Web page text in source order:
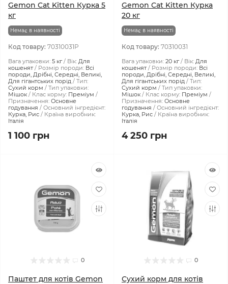
Gemon Cat Kitten Курка 5
кг
Немає в наявності
Код товару: 70310031P
Вага упаковки: 5 кг Вік: Для
кошенят
Розмір породи: Всі
породи, Дрібні, Середні, Великі,
Для гігантських порід
Тип:
Сухий корм
Тип упаковки:
Мішок
Клас корму: Преміум
Призначення: Основне
годування
Основний інгредієнт:
Курка, Рис
Країна виробник:
Італія
1 100 грн
Gemon Cat Kitten Курка
20 кг
Немає в наявності
Код товару: 70310031
Вага упаковки: 20 кг Вік: Для
кошенят
Розмір породи: Всі
породи, Дрібні, Середні, Великі,
Для гігантських порід
Тип:
Сухий корм
Тип упаковки:
Мішок
Клас корму: Преміум
Призначення: Основне
годування
Основний інгредієнт:
Курка, Рис
Країна виробник:
Італія
4 250 грн
0
Паштет для котів Gemon
0
Сухий корм для котів